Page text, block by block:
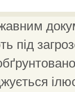
під